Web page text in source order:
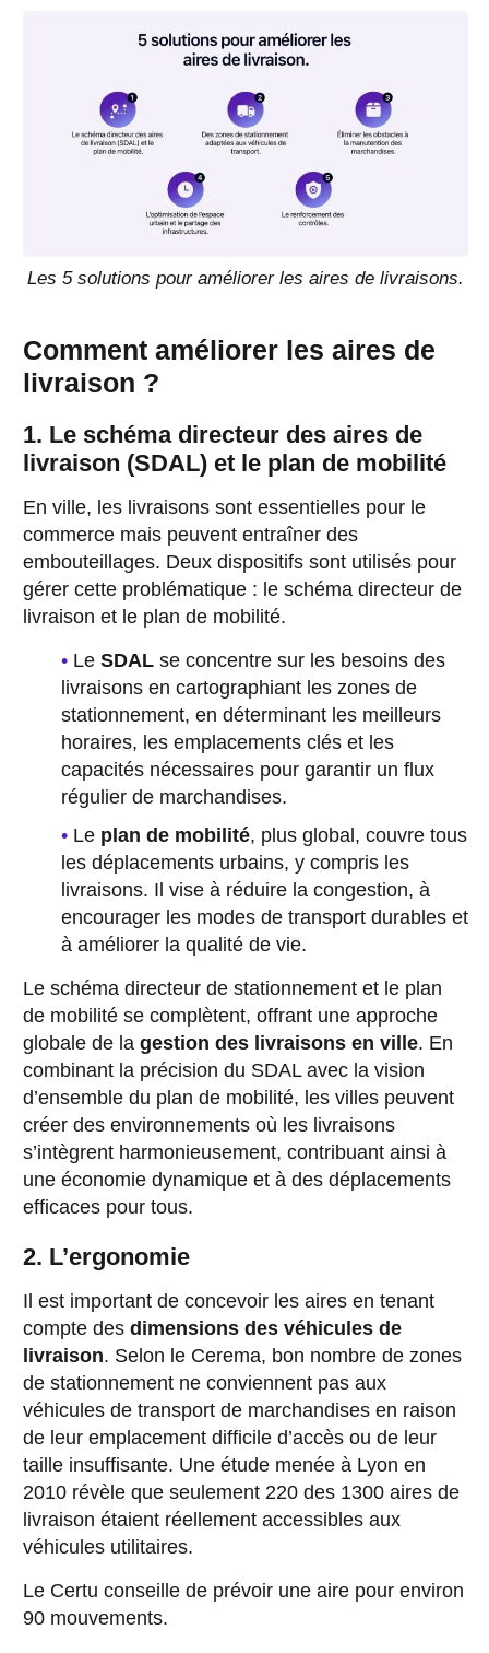
Les 5 solutions pour améliorer les aires de livraisons.
Comment améliorer les aires de
livraison ?
1. Le schéma directeur des aires de
livraison (SDAL) et le plan de mobilité
En ville, les livraisons sont essentielles pour le
commerce mais peuvent entraîner des
embouteillages. Deux dispositifs sont utilisés pour
gérer cette problématique : le schéma directeur de
livraison et le plan de mobilité.
Le SDAL se concentre sur les besoins des
livraisons en cartographiant les zones de
stationnement, en déterminant les meilleurs
horaires, les emplacements clés et les
capacités nécessaires pour garantir un flux
régulier de marchandises.
Le plan de mobilité, plus global, couvre tous
les déplacements urbains, y compris les
livraisons. Il vise à réduire la congestion, à
encourager les modes de transport durables et
à améliorer la qualité de vie.
Le schéma directeur de stationnement et le plan
de mobilité se complètent, offrant une approche
globale de la gestion des livraisons en ville. En
combinant la précision du SDAL avec la vision
d’ensemble du plan de mobilité, les villes peuvent
créer des environnements où les livraisons
s’intègrent harmonieusement, contribuant ainsi à
une économie dynamique et à des déplacements
efficaces pour tous.
2. L’ergonomie
Il est important de concevoir les aires en tenant
compte des dimensions des véhicules de
livraison. Selon le Cerema, bon nombre de zones
de stationnement ne conviennent pas aux
véhicules de transport de marchandises en raison
de leur emplacement difficile d’accès ou de leur
taille insuffisante. Une étude menée à Lyon en
2010 révèle que seulement 220 des 1300 aires de
livraison étaient réellement accessibles aux
véhicules utilitaires.
Le Certu conseille de prévoir une aire pour environ
90 mouvements.